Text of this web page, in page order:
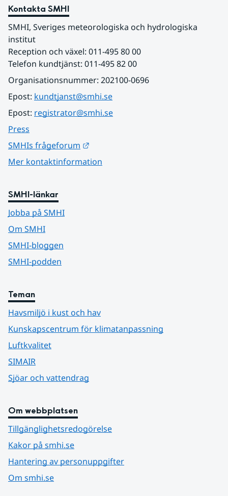
Kontakta SMHI
SMHI, Sveriges meteorologiska och hydrologiska
institut
Reception och växel: 011-495 80 00
Telefon kundtjänst: 011-495 82 00
Organisationsnummer: 202100-0696
Epost: kundtjanst@smhi.se
Epost: registrator@smhi.se
Press
SMHIs frågeforum
Mer kontaktinformation
SMHI-länkar
Jobba på SMHI
Om SMHI
SMHI-bloggen
SMHI-podden
Teman
Havsmiljö i kust och hav
Kunskapscentrum för klimatanpassning
Luftkvalitet
SIMAIR
Sjöar och vattendrag
Om webbplatsen
Tillgänglighetsredogörelse
Kakor på smhi.se
Hantering av personuppgifter
Om smhi.se